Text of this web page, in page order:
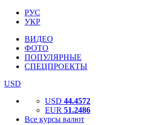
РУС
УКР
ВИДЕО
ФОТО
ПОПУЛЯРНЫЕ
СПЕЦПРОЕКТЫ
USD
USD 44.4572
EUR 51.2486
Все курсы валют